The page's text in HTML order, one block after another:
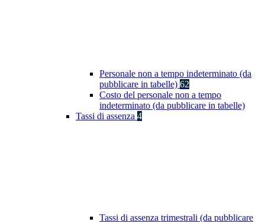
Personale non a tempo indeterminato (da
pubblicare in tabelle) 62
Costo del personale non a tempo
indeterminato (da pubblicare in tabelle)
Tassi di assenza 4
Tassi di assenza trimestrali (da pubblicare